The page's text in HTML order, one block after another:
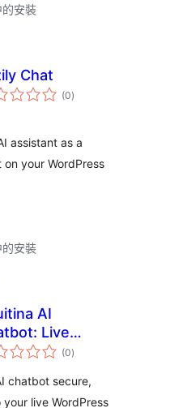
安裝
Chat
(0總
評)
assistant as a
your WordPress
安裝
AI
Live
Content
(0總
評)
chatbot secure,
live WordPress